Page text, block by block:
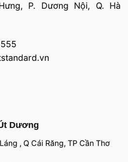
P. Dương Nội, Q. Hà
Dương
, Q Cái Răng, TP Cần Thơ